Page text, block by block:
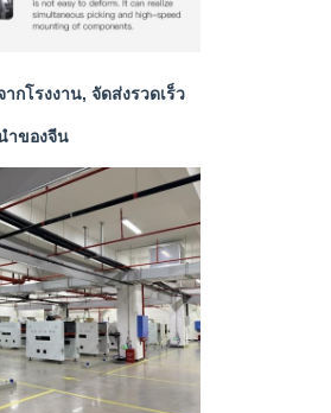
กโรงงาน, จัดส่งรวดเร็ว
ำของจีน